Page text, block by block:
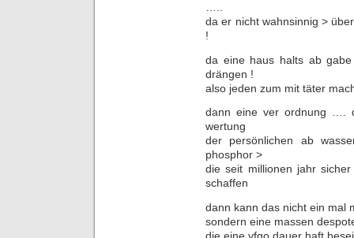
da er nicht wahnsinnig >
!
da eine haus halts ab
drängen !
also jeden zum mit täter
dann eine ver ordnung ….
wertung
der persönlichen ab
phosphor >
die seit millionen jahr
schaffen
dann kann das nicht ein mal
sondern eine massen
die eine vfgo dauer haft